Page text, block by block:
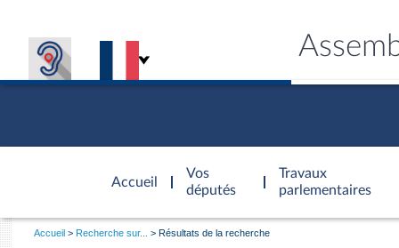
Accueil
d'accueil
Vos
députés
Travaux
parlementaires
Vous
Accueil Recherche sur... Résultats de la recherche